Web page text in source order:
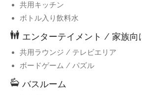
共用キッチン
ボトル入り飲料水
エンターテイメント / 家族向
共用ラウンジ / テレビエリア
ボードゲーム / パズル
バスルーム